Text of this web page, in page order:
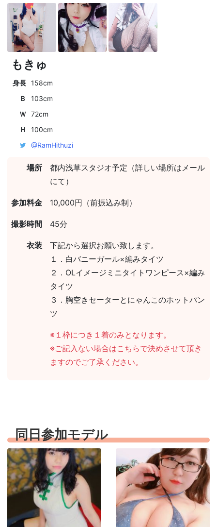
もきゅ
身長 158cm
Ｂ
103cm
Ｗ
72cm
Ｈ
100cm
@RamHithuzi
場所
都内浅草スタジオ予定（詳しい場所はメール
にて）
参加料金 10,000円（前振込み制）
撮影時間 45分
衣装
下記から選択お願い致します。
１．白バニーガール×編みタイツ
２．OLイメージミニタイトワンピース×編み
タイツ
３．胸空きセーターとにゃんこのホットパン
ツ
※１枠につき１着のみとなります。
※ご記入ない場合はこちらで決めさせて頂き
ますのでご了承ください。
同日参加モデル